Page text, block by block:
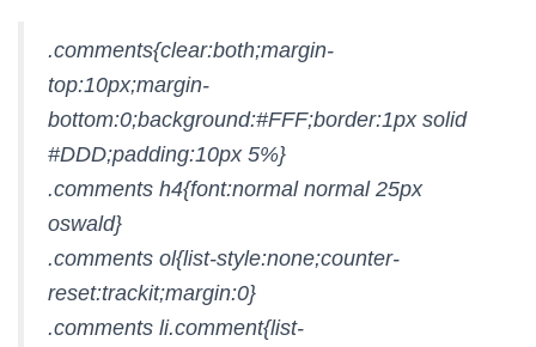
.comments{clear:both;margin-
top:10px;margin-
bottom:0;background:#FFF;border:1px solid
#DDD;padding:10px 5%}
.comments h4{font:normal normal 25px
oswald}
.comments ol{list-style:none;counter-
reset:trackit;margin:0}
.comments li.comment{list-